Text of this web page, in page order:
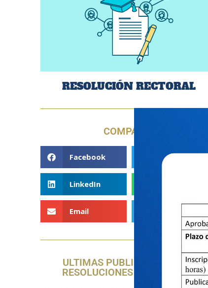
RESOLUCIÓN RECTORAL
COMPARTE
Facebook Twitter
LinkedIn
Email
ULTIMAS PUBLICACIONES DE
RESOLUCIONES RECTORALES